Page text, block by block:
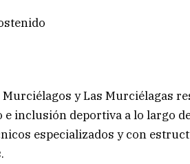
Murciélagos y Las Murciélagas
inclusión deportiva a lo largo
especializados y con